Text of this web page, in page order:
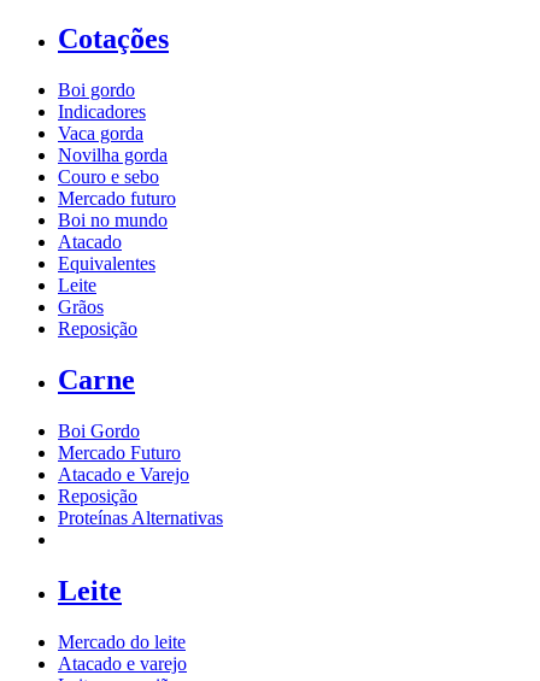
Cotações
Boi gordo
Indicadores
Vaca gorda
Novilha gorda
Couro e sebo
Mercado futuro
Boi no mundo
Atacado
Equivalentes
Leite
Grãos
Reposição
Carne
Boi Gordo
Mercado Futuro
Atacado e Varejo
Reposição
Proteínas Alternativas
Leite
Mercado do leite
Atacado e varejo